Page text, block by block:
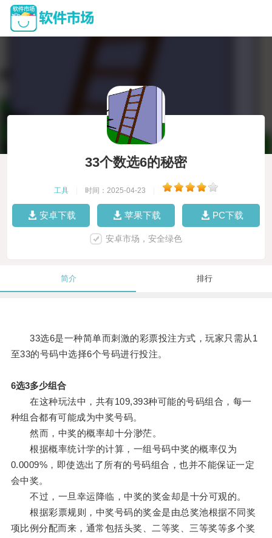
33个数选6的秘密
工具 时间：2025-04-23
安卓下载 苹果下载 PC下载
安卓市场，安全绿色
简介 排行
33选6是一种简单而刺激的彩票投注方式，玩家只需从1
至33的号码中选择6个号码进行投注。
6选3多少组合
在这种玩法中，共有109,393种可能的号码组合，每一
种组合都有可能成为中奖号码。
然而，中奖的概率却十分渺茫。
根据概率统计学的计算，一组号码中奖的概率仅为
0.0009%，即使选出了所有的号码组合，也并不能保证一定
会中奖。
不过，一旦幸运降临，中奖的奖金却是十分可观的。
根据彩票规则，中奖号码的奖金是由总奖池根据不同奖
项比例分配而来，通常包括头奖、二等奖、三等奖等多个奖